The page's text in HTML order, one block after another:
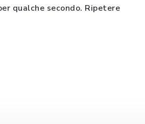
qualche secondo. Ripetere